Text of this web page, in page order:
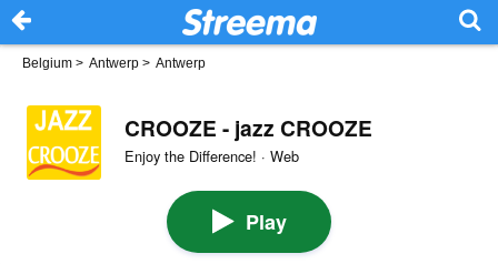
Belgium > Antwerp > Antwerp
CROOZE - jazz CROOZE
Enjoy the Difference! · Web
Play